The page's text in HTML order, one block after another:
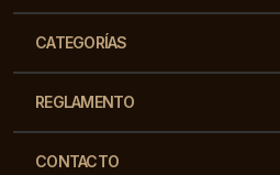
CATEGORÍAS
REGLAMENTO
CONTACTO